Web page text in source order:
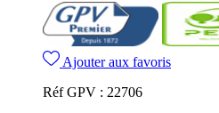
Ajouter aux favoris
Réf GPV : 22706